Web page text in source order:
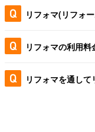
リフォマ(リフォ
リフォマの利用料
リフォマを通し